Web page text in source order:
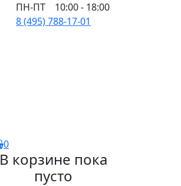
ПН-ПТ 10:00 - 18:00
8 (495) 788-17-01
0
В корзине пока
пусто